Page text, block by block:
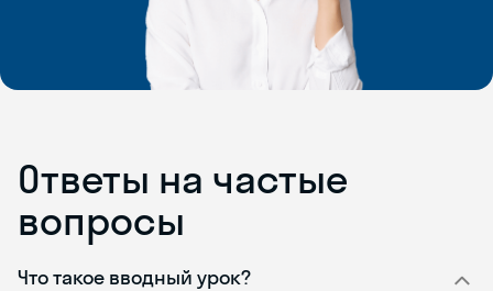
Ответы на частые
вопросы
Что такое вводный урок?